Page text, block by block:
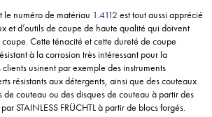
le numéro de matériau 1.4112 est tout aussi apprécié
et d’outils de coupe de haute qualité qui doivent
Cette ténacité et cette dureté de coupe
à la corrosion très intéressant pour la
usinent par exemple des instruments
résistants aux détergents, ainsi que des couteaux
de couteau ou des disques de couteau à partir des
STAINLESS FRÜCHTL à partir de blocs forgés.